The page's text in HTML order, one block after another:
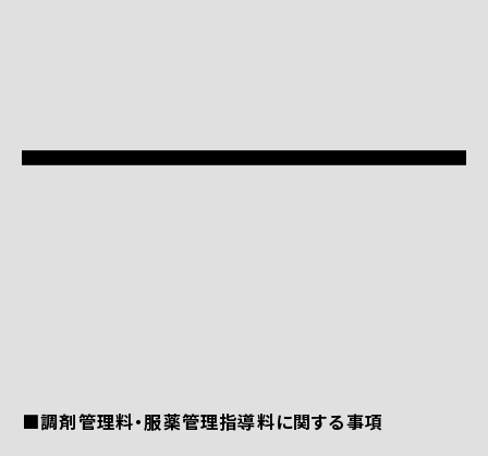
■調剤管理料・服薬管理指導料に関する事項